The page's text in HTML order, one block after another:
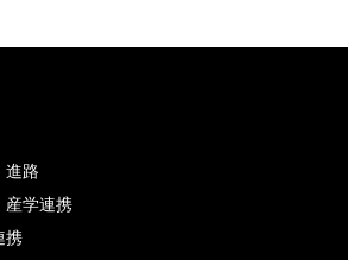
進路
産学連携
携